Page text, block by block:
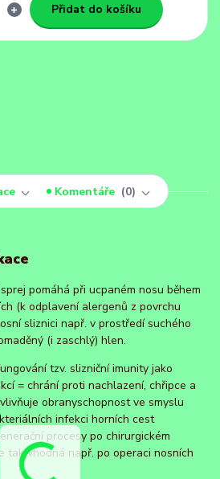
Přidat do košíku
Komentáře 0
sprej pomáhá při ucpaném nosu během
(k odplavení alergenů z povrchu
sliznici např. v prostředí suchého
(i zaschlý) hlen.
tzv. slizniční imunity jako
= chrání proti nachlazení, chřipce a
obranyschopnost ve smyslu
infekci horních cest
procesy po chirurgickém
tak vhodná např. po operaci nosních